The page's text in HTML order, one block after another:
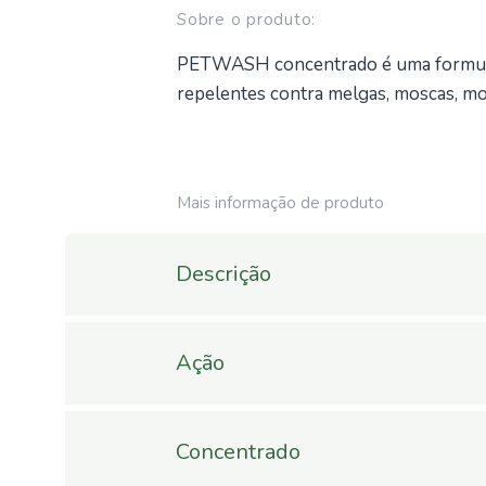
Sobre o produto:
PETWASH concentrado é uma
repelentes contra melgas, moscas,
Mais informação de produto
Descrição
dos insetos predadores.
PETWASH concentrado é indicado
Este produto tem origem totalmente
Ação
Concentrado